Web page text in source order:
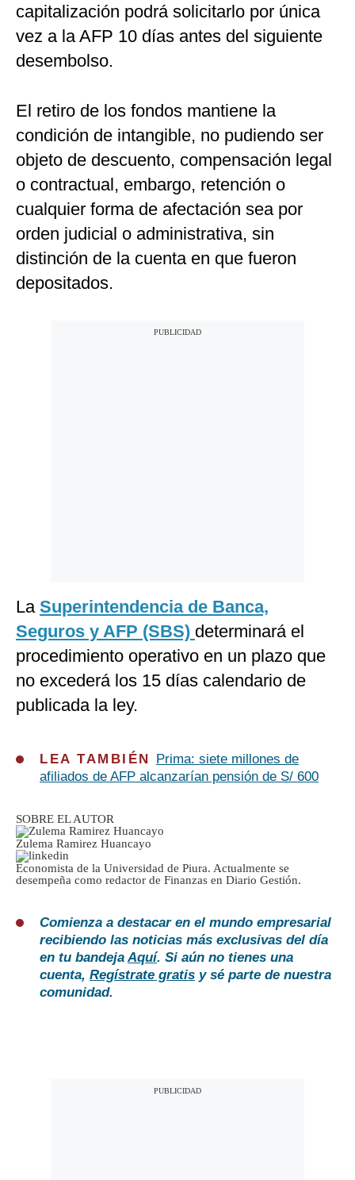
capitalización podrá solicitarlo por única
vez a la AFP 10 días antes del siguiente
desembolso.
El retiro de los fondos mantiene la
condición de intangible, no pudiendo ser
objeto de descuento, compensación legal
o contractual, embargo, retención o
cualquier forma de afectación sea por
orden judicial o administrativa, sin
distinción de la cuenta en que fueron
depositados.
La Superintendencia de Banca,
Seguros y AFP (SBS) determinará el
procedimiento operativo en un plazo que
no excederá los 15 días calendario de
publicada la ley.
LEA TAMBIÉN
Prima: siete millones de
afiliados de AFP alcanzarían pensión de S/ 600
SOBRE EL AUTOR
Zulema Ramirez Huancayo
Economista de la Universidad de Piura. Actualmente se
desempeña como redactor de Finanzas en Diario Gestión.
Comienza a destacar en el mundo empresarial
recibiendo las noticias más exclusivas del día
en tu bandejaAquí. Si aún no tienes una
cuenta, Regístrate gratis y sé parte de nuestra
comunidad.